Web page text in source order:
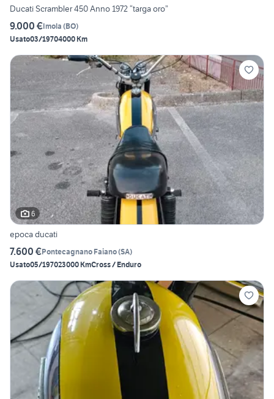
Ducati Scrambler 450 Anno 1972 “targa oro”
9.000 €Imola (BO)
Usato03/19704000 Km
6
epoca ducati
7.600 €Pontecagnano Faiano(SA)
Usato05/197023000 KmCross / Enduro